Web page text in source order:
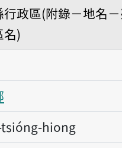
行政區(附錄－地名
名)
tsióng-hiong